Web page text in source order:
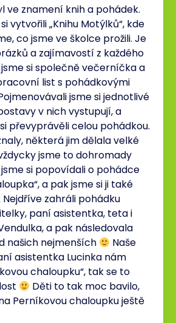
ve znamení knih a pohádek.
vytvořili „Knihu Motýlků“, kde
co jsme ve školce prožili. Je
a zajímavostí z každého
si společně večerníčka a
list s pohádkovými
jsme si jednotlivé
v nich vystupují, a
převyprávěli celou pohádkou.
některá jim dělala velké
jsme to dohromady
si popovídali o pohádce
a pak jsme si ji také
zahráli pohádku
paní asistentka, teta i
a pak následovala
našich nejmenších
Naše
asistentka Lucinka nám
chaloupku“, tak se to
Děti to tak moc bavilo,
Perníkovou chaloupku ještě